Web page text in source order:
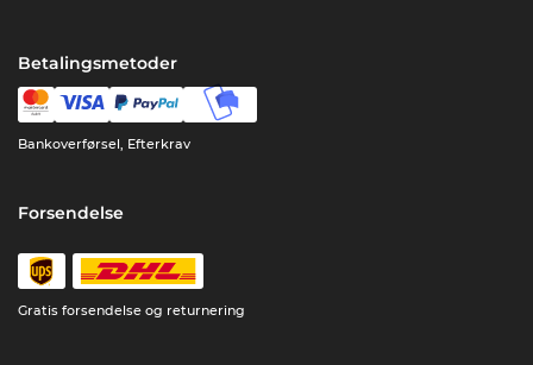
Betalingsmetoder
Bankoverførsel, Efterkrav
Forsendelse
Gratis forsendelse og returnering